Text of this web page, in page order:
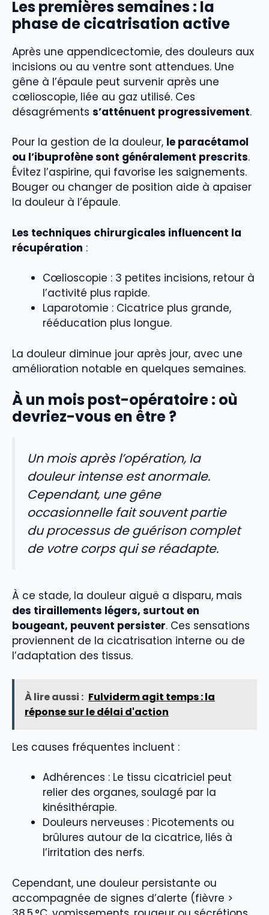
Les premières semaines : la
phase de cicatrisation active
Après une appendicectomie, des douleurs aux
incisions ou au ventre sont attendues. Une
gêne à l’épaule peut survenir après une
cœlioscopie, liée au gaz utilisé. Ces
désagréments s’atténuent progressivement.
Pour la gestion de la douleur, le paracétamol
ou l’ibuprofène sont généralement prescrits.
Évitez l’aspirine, qui favorise les saignements.
Bouger ou changer de position aide à apaiser
la douleur à l’épaule.
Les techniques chirurgicales influencent la
récupération :
Cœlioscopie : 3 petites incisions, retour à
l’activité plus rapide.
Laparotomie : Cicatrice plus grande,
rééducation plus longue.
La douleur diminue jour après jour, avec une
amélioration notable en quelques semaines.
À un mois post-opératoire : où
devriez-vous en être ?
Un mois après l’opération, la
douleur intense est anormale.
Cependant, une gêne
occasionnelle fait souvent partie
du processus de guérison complet
de votre corps qui se réadapte.
À ce stade, la douleur aiguë a disparu, mais
des tiraillements légers, surtout en
bougeant, peuvent persister. Ces sensations
proviennent de la cicatrisation interne ou de
l’adaptation des tissus.
À lire aussi : Fulviderm agit temps : la
réponse sur le délai d'action
Les causes fréquentes incluent :
Adhérences : Le tissu cicatriciel peut
relier des organes, soulagé par la
kinésithérapie.
Douleurs nerveuses : Picotements ou
brûlures autour de la cicatrice, liés à
l’irritation des nerfs.
Cependant, une douleur persistante ou
accompagnée de signes d’alerte (fièvre >